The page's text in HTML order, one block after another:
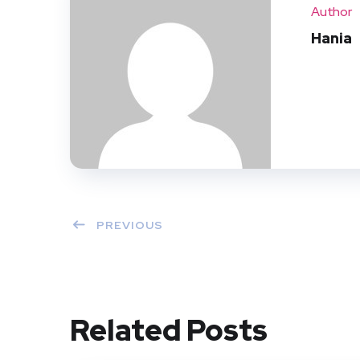
Author
Hania
PREVIOUS
Related Posts